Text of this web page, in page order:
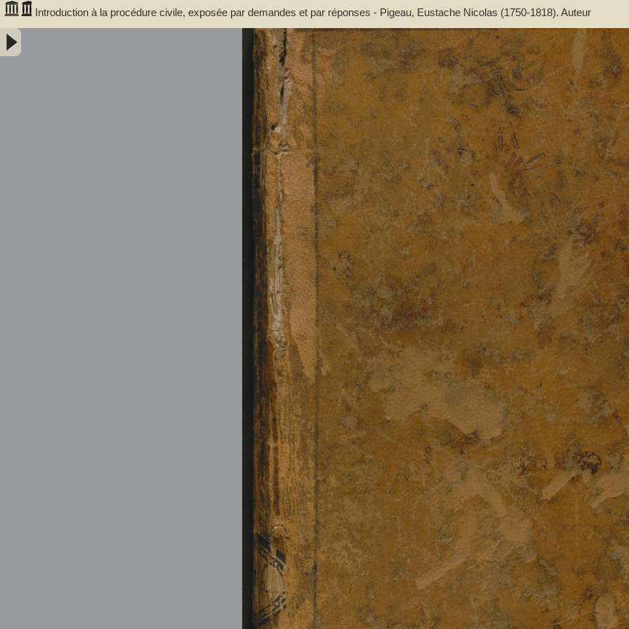
Introduction à la procédure civile, exposée par demandes et par réponses - Pigeau, Eustache Nicolas (1750-1818). Auteur